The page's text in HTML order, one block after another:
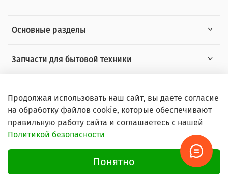
Основные разделы
Запчасти для бытовой техники
© 2026 Любое использование контента без письменного
Продолжая использовать наш сайт, вы даете согласие
на обработку файлов cookie, которые обеспечивают
правильную работу сайта и соглашаетесь с нашей
Политикой безопасности
Понятно